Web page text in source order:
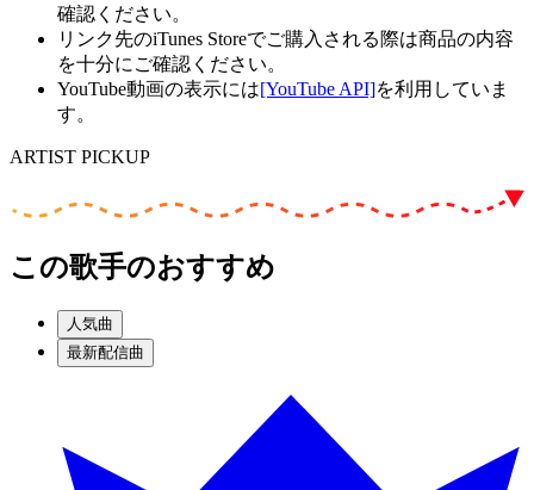
確認ください。
リンク先のiTunes Storeでご購入される際は商品の内容
を十分にご確認ください。
YouTube動画の表示には[YouTube API]を利用していま
す。
ARTIST PICKUP
この歌手のおすすめ
人気曲
最新配信曲